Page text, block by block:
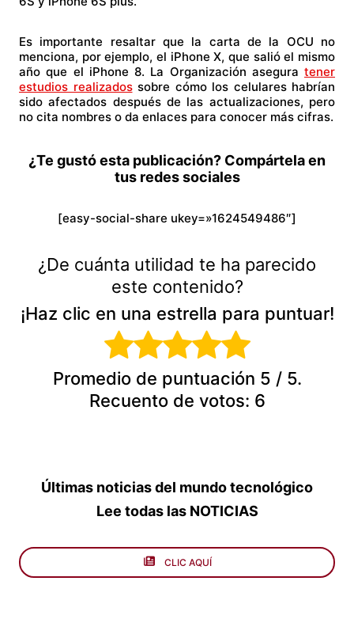
Es importante resaltar que la carta de la OCU no
menciona, por ejemplo, el iPhone X, que salió el mismo
año que el iPhone 8. La Organización asegura tener
estudios realizadossobre cómo los celulares habrían
sido afectados después de las actualizaciones, pero
no cita nombres o da enlaces para conocer más cifras.
¿Te gustó esta publicación? Compártela en
tus redes sociales
[easy-social-share ukey=»1624549486″]
¿De cuánta utilidad te ha parecido
este contenido?
¡Haz clic en una estrella para puntuar!
Promedio de puntuación 5 / 5.
Recuento de votos: 6
Últimas noticias del mundo tecnológico
Lee todas las NOTICIAS
CLIC AQUÍ